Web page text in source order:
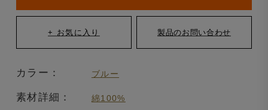
カラー： ブルー
素材詳細： 綿100%